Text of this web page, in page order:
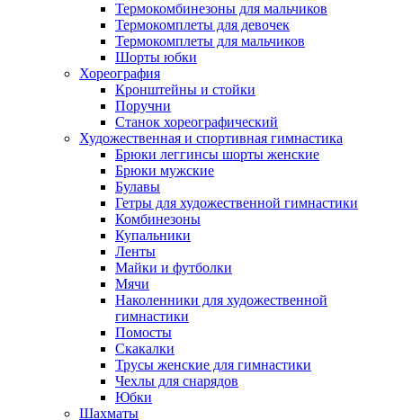
Термокомбинезоны для мальчиков
Термокомплеты для девочек
Термокомплеты для мальчиков
Шорты юбки
Хореография
Кронштейны и стойки
Поручни
Станок хореографический
Художественная и спортивная гимнастика
Брюки леггинсы шорты женские
Брюки мужские
Булавы
Гетры для художественной гимнастики
Комбинезоны
Купальники
Ленты
Майки и футболки
Мячи
Наколенники для художественной
гимнастики
Помосты
Скакалки
Трусы женские для гимнастики
Чехлы для снарядов
Юбки
Шахматы